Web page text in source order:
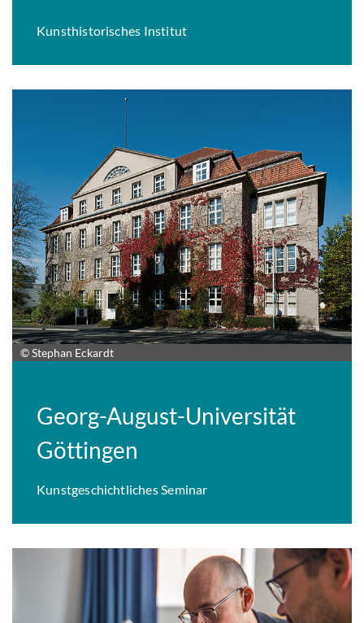
Kunsthistorisches Institut
© Stephan Eckardt
Georg-August-Universität
Göttingen
Kunstgeschichtliches Seminar